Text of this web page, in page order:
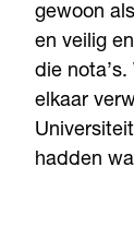
gewoon
en veilig
die
elkaar
hadden